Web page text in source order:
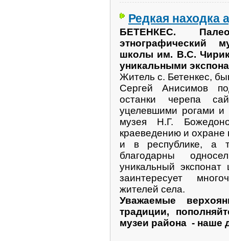
Редкая находка
БЕТЕНКЕС.
этнографический
школы им. В.С.
уникальными
Житель с. Бетенкес,
Сергей Анисимов
останки черепа
уцелевшими рогами и
музея Н.Г.
краеведению и охране
и в республике, а
благодарны
уникальный экспонат
заинтересует
жителей села.
Уважаемые
традиции,
музеи района - наше